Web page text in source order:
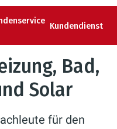
Kundendienst
Bad,
Solar
für den